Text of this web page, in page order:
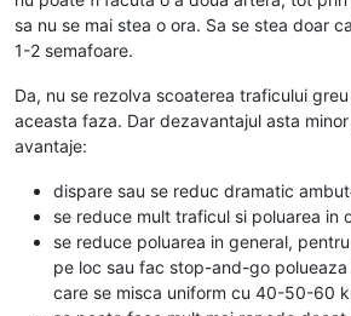
sa nu se mai stea o ora. Sa se stea doar
1-2 semafoare.
Da, nu se rezolva scoaterea traficului
aceasta faza. Dar dezavantajul asta
avantaje:
dispare sau se reduc dramatic
se reduce mult traficul si poluarea in
se reduce poluarea in general,
pe loc sau fac stop-and-go
care se misca uniform cu 40-50-60